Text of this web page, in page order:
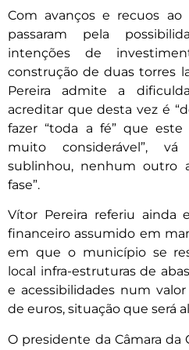
Com avanços e recuos
passaram pela
intenções de
construção de duas torres
Pereira admite a
acreditar que desta vez é
fazer “toda a fé” que
muito considerável”,
sublinhou, nenhum outro
fase”.
Vítor Pereira referiu ainda
financeiro assumido em
em que o município se
local infra-estruturas de
e acessibilidades num
de euros, situação que será
O presidente da Câmara da